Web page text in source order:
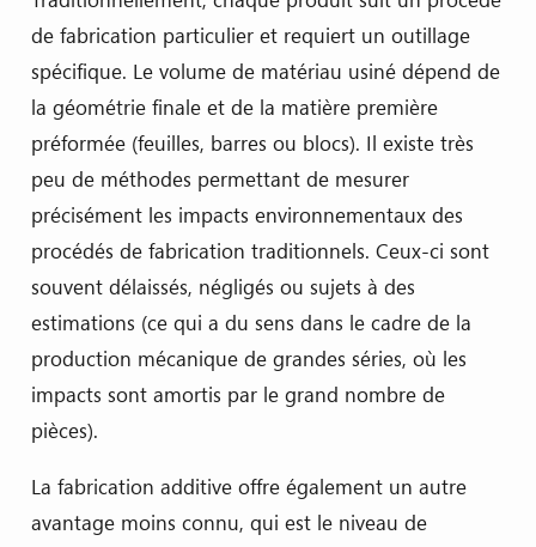
de fabrication particulier et requiert un outillage
spécifique. Le volume de matériau usiné dépend de
la géométrie finale et de la matière première
préformée (feuilles, barres ou blocs). Il existe très
peu de méthodes permettant de mesurer
précisément les impacts environnementaux des
procédés de fabrication traditionnels. Ceux-ci sont
souvent délaissés, négligés ou sujets à des
estimations (ce qui a du sens dans le cadre de la
production mécanique de grandes séries, où les
impacts sont amortis par le grand nombre de
pièces).
La fabrication additive offre également un autre
avantage moins connu, qui est le niveau de